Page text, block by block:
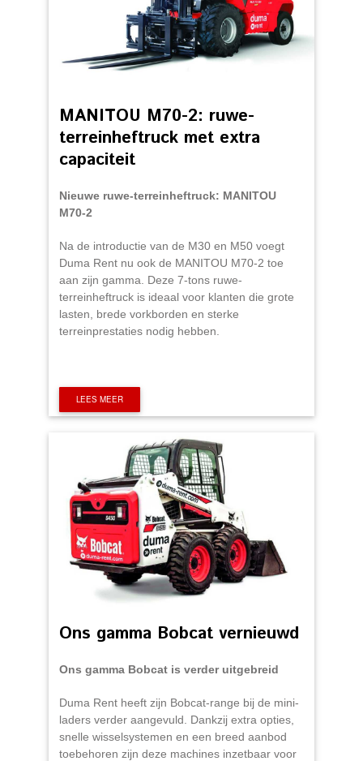
MANITOU M70-2: ruwe-
terreinheftruck met extra
capaciteit
Nieuwe ruwe-terreinheftruck: MANITOU
M70-2
Na de introductie van de M30 en M50 voegt
Duma Rent nu ook de MANITOU M70-2 toe
aan zijn gamma. Deze 7-tons ruwe-
terreinheftruck is ideaal voor klanten die grote
lasten, brede vorkborden en sterke
terreinprestaties nodig hebben.
LEES MEER
Ons gamma Bobcat vernieuwd
Ons gamma Bobcat is verder uitgebreid
Duma Rent heeft zijn Bobcat-range bij de mini-
laders verder aangevuld. Dankzij extra opties,
snelle wisselsystemen en een breed aanbod
toebehoren zijn deze machines inzetbaar voor